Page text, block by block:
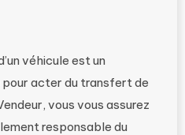
véhicule est un
acter du transfert de
vous vous assurez
responsable du